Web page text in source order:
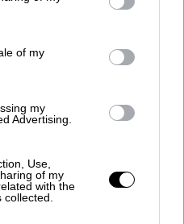
and its third-party tags to
purposes in below Google
of my
my
Advertising.
Use,
of my
with the
βουλευτές για
- Νέα
τα ονόματα